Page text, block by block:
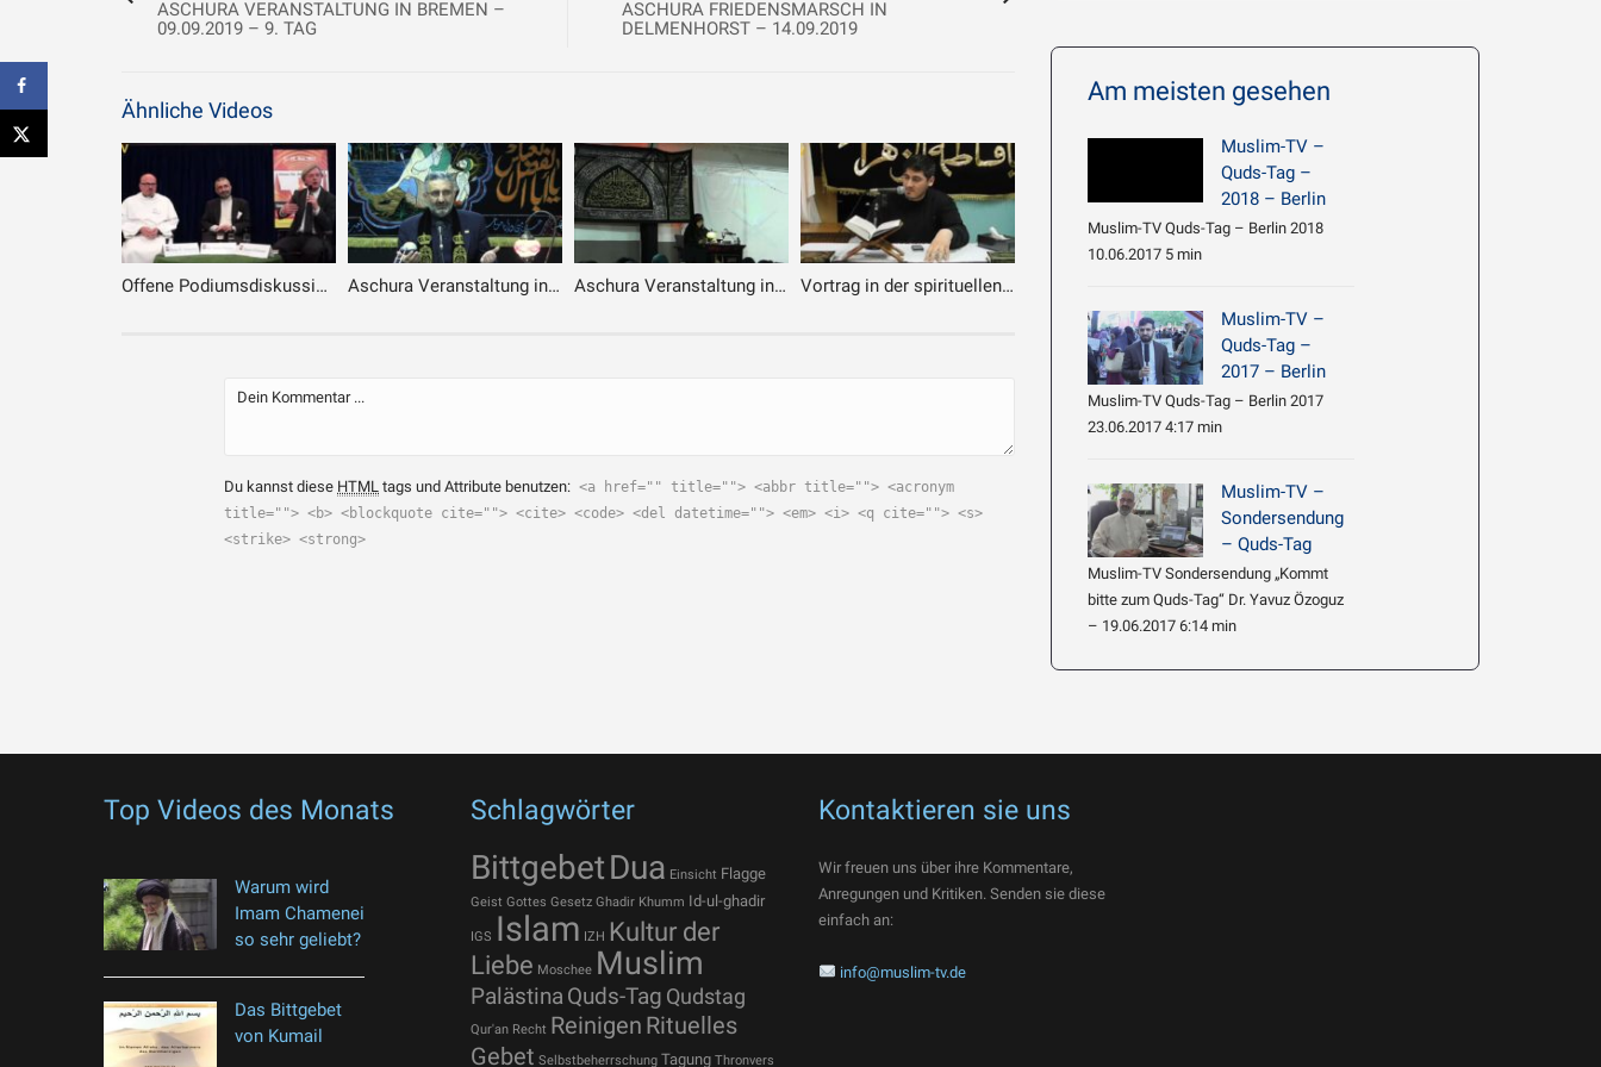
ASCHURA VERANSTALTUNG IN BREMEN –
09.09.2019 – 9. TAG
ASCHURA FRIEDENSMARSCH IN
DELMENHORST – 14.09.2019
Ähnliche Videos
Offene Podiumsdiskussion – Teil 1 : Ist der Islam für Deutschland geeignet? Aschura Veranstaltung in Bremen – 5. Tag – 2. Teil Aschura Veranstaltung in Bremen – 24.09.2017 – 3. Tag Vortrag in der spirituellen Nacht in Bremen
Du kannst diese HTML tags und Attribute benutzen: <a href="" title=""> <abbr title=""> <acronym
title=""> <b> <blockquote cite=""> <cite> <code> <del datetime=""> <em> <i> <q cite=""> <s>
<strike> <strong>
Am meisten gesehen
Muslim-TV –
Quds-Tag –
2018 – Berlin
Muslim-TV Quds-Tag – Berlin 2018
10.06.2017 5 min
Muslim-TV –
Quds-Tag –
2017 – Berlin
Muslim-TV Quds-Tag – Berlin 2017
23.06.2017 4:17 min
Muslim-TV –
Sondersendung
– Quds-Tag
Muslim-TV Sondersendung „Kommt
bitte zum Quds-Tag“ Dr. Yavuz Özoguz
– 19.06.2017 6:14 min
Top Videos des Monats
Warum wird
Imam Chamenei
so sehr geliebt?
Das Bittgebet
von Kumail
Schlagwörter
BittgebetDua Einsicht Flagge
Geist Gottes Gesetz Ghadir Khumm Id-ul-ghadir
IGS Islam IZH Kultur der
Liebe Moschee Muslim
Palästina Quds-Tag Qudstag
Qur'an Recht Reinigen Rituelles
Gebet Selbstbeherrschung Tagung Thronvers
Kontaktieren sie uns
Wir freuen uns über ihre Kommentare,
Anregungen und Kritiken. Senden sie diese
einfach an:
info@muslim-tv.de